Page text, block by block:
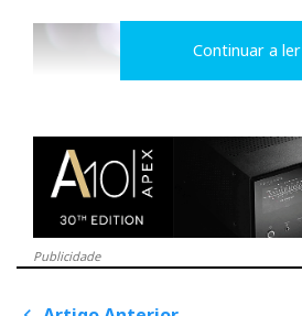
Continuar a ler
Publicidade